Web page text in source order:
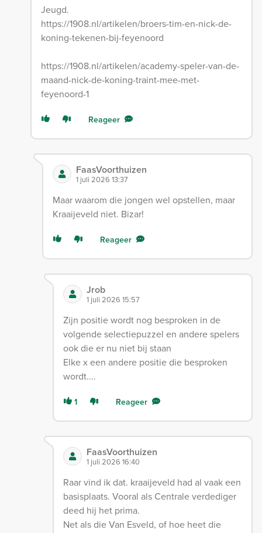
Jeugd.
https://1908.nl/artikelen/broers-tim-en-nick-de-
koning-tekenen-bij-feyenoord
https://1908.nl/artikelen/academy-speler-van-de-
maand-nick-de-koning-traint-mee-met-
feyenoord-1
Reageer
FaasVoorthuizen
1 juli 2026 13:37
Maar waarom die jongen wel opstellen, maar
Kraaijeveld niet. Bizar!
Reageer
Jrob
1 juli 2026 15:57
Zijn positie wordt nog besproken in de
volgende selectiepuzzel en andere spelers
ook die er nu niet bij staan
Elke x een andere positie die besproken
wordt....
1 Reageer
FaasVoorthuizen
1 juli 2026 16:40
Raar vind ik dat. kraaijeveld had al vaak een
basisplaats. Vooral als Centrale verdediger
deed hij het prima.
Net als die Van Esveld, of hoe heet die